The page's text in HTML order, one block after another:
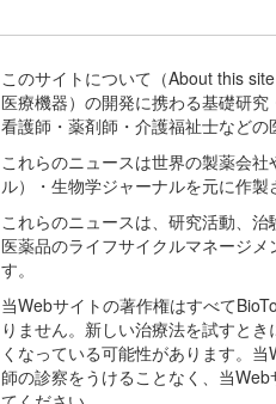
このサイトについて（About this
医療機器）の開発に携わる基礎研
看護師・薬剤師・介護福祉士など
これらのニュースは世界の製薬会
ル）・生物学ジャーナルを元に作製
これらのニュースは、研究活動、
医薬品のライフサイクルマネージ
す。
当Webサイトの著作権はすべて
りません。新しい治療法を試すと
くなっている可能性があります。
師の診察をうけることなく、当